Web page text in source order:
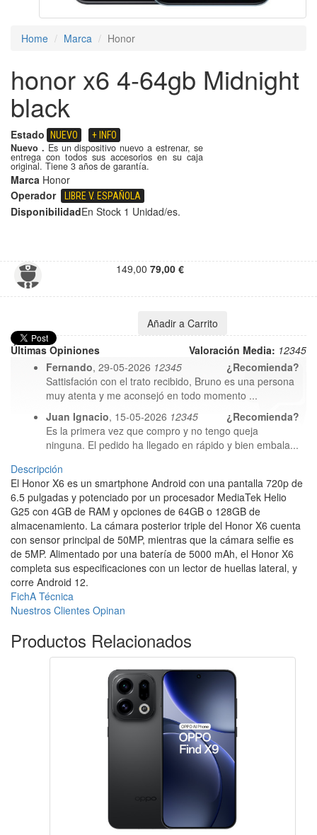
Home Marca Honor
honor x6 4-64gb Midnight
black
Estado NUEVO + INFO
Nuevo . Es un dispositivo nuevo a estrenar, se
entrega con todos sus accesorios en su caja
original. Tiene 3 años de garantía.
Marca Honor
Operador
LIBRE V. ESPAÑOLA
DisponibilidadEn Stock 1 Unidad/es.
149,0079,00 €
Últimas Opiniones Valoración Media: 12345
Fernando, 29-05-2026 12345
¿Recomienda?
Sattisfación con el trato recibido, Bruno es una persona
muy atenta y me aconsejó en todo momento ...
Juan Ignacio, 15-05-2026 12345
¿Recomienda?
Es la primera vez que compro y no tengo queja
ninguna. El pedido ha llegado en rápido y bien embala...
Descripción
El Honor X6 es un smartphone Android con una pantalla 720p de
6.5 pulgadas y potenciado por un procesador MediaTek Helio
G25 con 4GB de RAM y opciones de 64GB o 128GB de
almacenamiento. La cámara posterior triple del Honor X6 cuenta
con sensor principal de 50MP, mientras que la cámara selfie es
de 5MP. Alimentado por una batería de 5000 mAh, el Honor X6
completa sus especificaciones con un lector de huellas lateral, y
corre Android 12.
FichA Técnica
Nuestros Clientes Opinan
Productos Relacionados